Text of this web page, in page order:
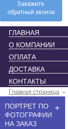
Закажите
обратный звонок
ГЛАВНАЯ
О КОМПАНИИ
ОПЛАТА
ДОСТАВКА
КОНТАКТЫ
Главная страница »
+
ПОРТРЕТ ПО
ФОТОГРАФИИ
НА ЗАКАЗ